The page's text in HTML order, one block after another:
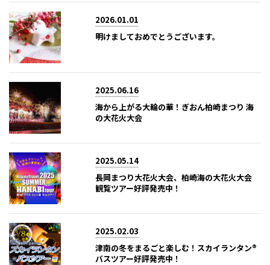
2026.01.01
明けましておめでとうございます。
2025.06.16
海から上がる大輪の華！ぎおん柏崎まつり 海
の大花火大会
2025.05.14
長岡まつり大花火大会、柏崎海の大花火大会
観覧ツアー好評発売中！
2025.02.03
津南の冬をまるごと楽しむ！スカイランタン®
バスツアー好評発売中！